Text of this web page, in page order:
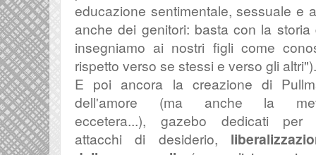
educazione sentimentale, sessuale e
anche dei genitori: basta con la
insegniamo ai nostri figli come
rispetto verso se stessi e verso gli
E poi ancora la creazione di
dell'amore (ma anche la
eccetera...), gazebo dedicati per
attacchi di desiderio,